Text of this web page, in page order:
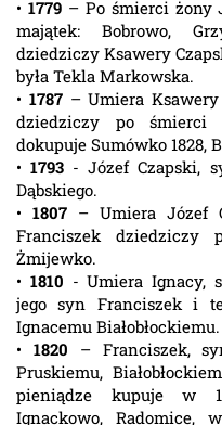
• 1779– Po śmierci żony
majątek: Bobrowo,
dziedziczy Ksawery
była Tekla Markowska.
• 1787– Umiera Ksawery
dziedziczy po śmierci
dokupuje Sumówko 1828,
•1793 - Józef Czapski,
Dąbskiego.
• 1807 – Umiera Józef
Franciszek
Żmijewko.
• 1810 - Umiera Ignacy,
jego syn Franciszek i
Ignacemu Białobłockiemu.
• 1820 – Franciszek,
Pruskiemu,
pieniądze kupuje w
Ignackowo,